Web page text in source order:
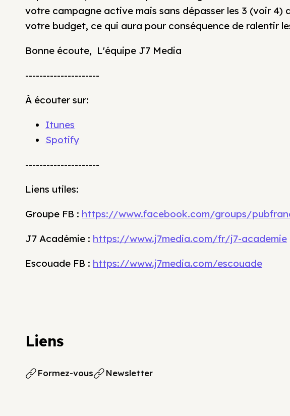
votre campagne active mais sans dépasser les 3 (voir 4)
votre budget, ce qui aura pour conséquence de ralentir
Bonne écoute, L'équipe J7 Media
---------------------
À écouter sur:
Itunes
Spotify
---------------------
Liens utiles:
Groupe FB : https://www.facebook.com/groups/
J7 Académie : https://www.j7media.com/fr/j7-academie
Escouade FB : https://www.j7media.com/escouade
Liens
Formez-vous Newsletter